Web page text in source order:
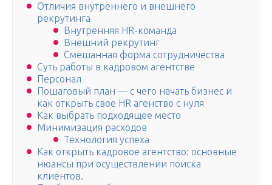
Отличия внутреннего и внешнего
рекрутинга
Внутренняя HR-команда
Внешний рекрутинг
Смешанная форма сотрудничества
Суть работы в кадровом агентстве
Персонал
Пошаговый план — с чего начать бизнес и
как открыть свое HR агенство с нуля
Как выбрать подходящее место
Минимизация расходов
Технология успеха
Как открыть кадровое агентство: основные
нюансы при осуществлении поиска
клиентов.